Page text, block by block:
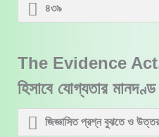
৪৩৯
The Evidence Act,
হিসাবে যোগ্যতার
জিজ্ঞাসিত প্রশ্ন বুঝতে ও উত্তর